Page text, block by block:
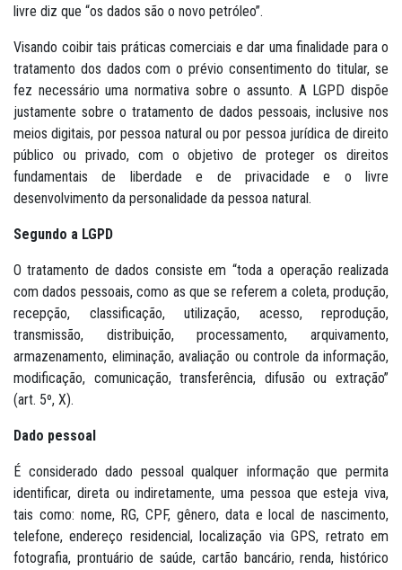
livre diz que “os dados são o novo petróleo”.
Visando coibir tais práticas comerciais e dar uma finalidade para o
tratamento dos dados com o prévio consentimento do titular, se
fez necessário uma normativa sobre o assunto. A LGPD dispõe
justamente sobre o tratamento de dados pessoais, inclusive nos
meios digitais, por pessoa natural ou por pessoa jurídica de direito
público ou privado, com o objetivo de proteger os direitos
fundamentais de liberdade e de privacidade e o livre
desenvolvimento da personalidade da pessoa natural.
Segundo a LGPD
O tratamento de dados consiste em “toda a operação realizada
com dados pessoais, como as que se referem a coleta, produção,
recepção, classificação, utilização, acesso, reprodução,
transmissão, distribuição, processamento, arquivamento,
armazenamento, eliminação, avaliação ou controle da informação,
modificação, comunicação, transferência, difusão ou extração”
(art. 5º, X).
Dado pessoal
É considerado dado pessoal qualquer informação que permita
identificar, direta ou indiretamente, uma pessoa que esteja viva,
tais como: nome, RG, CPF, gênero, data e local de nascimento,
telefone, endereço residencial, localização via GPS, retrato em
fotografia, prontuário de saúde, cartão bancário, renda, histórico